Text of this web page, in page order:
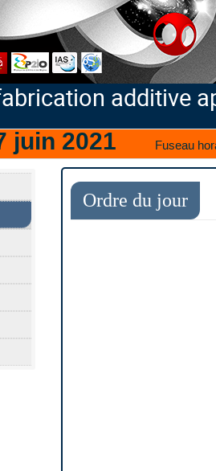
additive
juin 2021 Fuseau
Ordre du jour